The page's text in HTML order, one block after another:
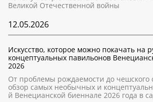
Великой Отечественной войны
12.05.2026
Искусство, которое можно покачать на
концептуальных павильонов
2026
От проблемы рождаемости до чешского
обзор самых необычных и
й Венецианской биеннале 2026 года в